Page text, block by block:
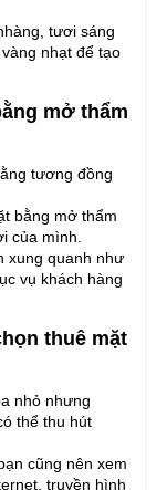
tươi sáng
nhạt để tạo
mở thẩm
tương đồng
bằng mở thẩm
của mình.
xung quanh như
vụ khách hàng
thuê mặt
nhỏ nhưng
thể thu hút
cũng nên xem
truyền hình